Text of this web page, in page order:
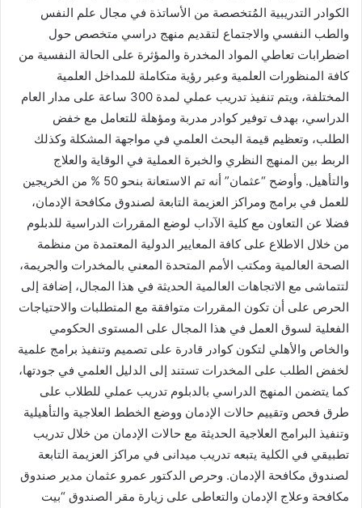
الكوادر التدريبية المُتخصصة من الأساتذة في مجال علم النفس
والطب النفسي واﻻجتماع لتقديم منهج دراسي متخصص حول
اضطرابات تعاطي المواد المخدرة والمؤثرة على الحالة النفسية من
كافة المنظورات العلمية وعبر رؤية متكاملة للمداخل العلمية
المختلفة، ويتم تنفيذ تدريب عملي لمدة 300 ساعة على مدار العام
الدراسي، بهدف توفير كوادر مدربة ومؤهلة للتعامل مع خفض
الطلب، وتعظيم قيمة البحث العلمي في مواجهة المشكلة وكذلك
الربط بين المنهج النظري والخبرة العملية في الوقاية والعلاج
والتأهيل. وأوضح “عثمان” أنه تم الاستعانة بنحو 50 % من الخريجين
للعمل في برامج ومراكز العزيمة التابعة لصندوق مكافحة الإدمان،
فضلا عن التعاون مع كلية الآداب لوضع المقررات الدراسية للدبلوم
من خلال الاطلاع على كافة المعايير الدولية المعتمدة من منظمة
الصحة العالمية ومكتب الأمم المتحدة المعني بالمخدرات والجريمة،
لتتماشى مع الاتجاهات العالمية الحديثة في هذا المجال، إضافة إلى
الحرص على أن تكون المقررات متوافقة مع المتطلبات والاحتياجات
الفعلية لسوق العمل في هذا المجال على المستوى الحكومي
والخاص والأهلي لتكون كوادر قادرة على تصميم وتنفيذ برامج علمية
لخفض الطلب على المخدرات تستند إلى الدليل العلمي في جودتها،
كما يتضمن المنهج الدراسي بالدبلوم تدريب عملي للطلاب على
طرق فحص وتقييم حالات الإدمان ووضع الخطط العلاجية والتأهيلية
وتنفيذ البرامج العلاجية الحديثة مع حالات الإدمان من خلال تدريب
تطبيقي في الكلية يتبعه تدريب ميدانى في مراكز العزيمة التابعة
لصندوق مكافحة الإدمان. وحرص الدكتور عمرو عثمان مدير صندوق
مكافحة وعلاج الإدمان والتعاطى على زيارة مقر الصندوق “بيت